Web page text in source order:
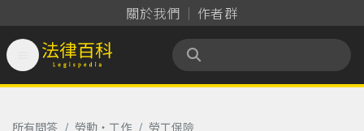
關於我們 作者群
法律百科 Legispedia
所有問答 / 勞動‧工作 / 勞工保險